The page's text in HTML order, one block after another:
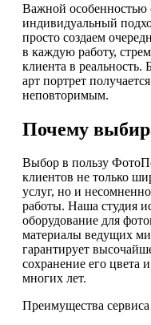
Важной особенностью
индивидуальный
просто создаем
в каждую работу,
клиента в
арт портрет
неповторимым.
Почему
Выбор в пользу
клиентов не только
услуг, но и
работы. Наша студия
оборудование для
материалы ведущих
гарантирует
сохранение его цвета
многих лет.
Преимущества